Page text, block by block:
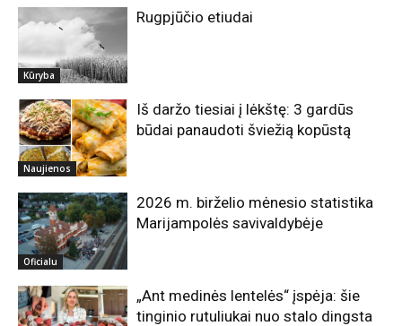
Kūryba
Rugpjūčio etiudai
Naujienos
Iš daržo tiesiai į lėkštę: 3 gardūs
būdai panaudoti šviežią kopūstą
Oficialu
2026 m. birželio mėnesio statistika
Marijampolės savivaldybėje
„Ant medinės lentelės“ įspėja: šie
tinginio rutuliukai nuo stalo dingsta